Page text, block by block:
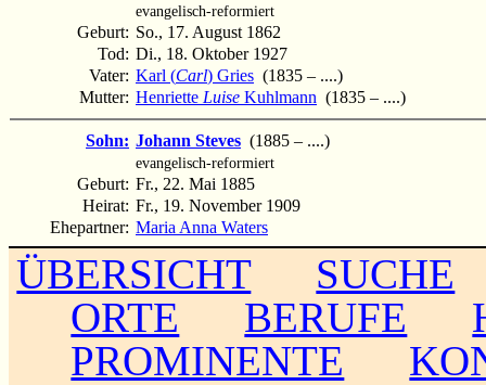
evangelisch-reformiert
Geburt: So., 17. August 1862
Tod: Di., 18. Oktober 1927
Vater: Karl (Carl) Gries (1835 – ....)
Mutter: Henriette Luise Kuhlmann (1835 – ....)
Sohn: Johann Steves (1885 – ....)
evangelisch-reformiert
Geburt: Fr., 22. Mai 1885
Heirat: Fr., 19. November 1909
Ehepartner: Maria Anna Waters
ÜBERSICHT
SUCHE
ORTE
BERUFE
PROMINENTE